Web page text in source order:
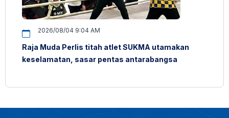
2026/08/04 9:04 AM
Raja Muda Perlis titah atlet SUKMA utamakan
keselamatan, sasar pentas antarabangsa